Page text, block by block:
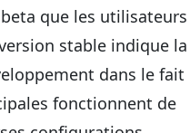
que les utilisateurs
stable indique la
dans le fait
fonctionnent de